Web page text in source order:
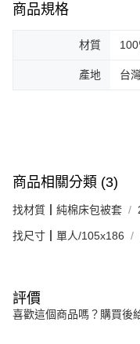
商品規格
材質
產地 台
商品相關分類 (3)
找材質┃純棉床包被套
找尺寸┃單人/105x186
評價
喜歡這個商品嗎？購買後